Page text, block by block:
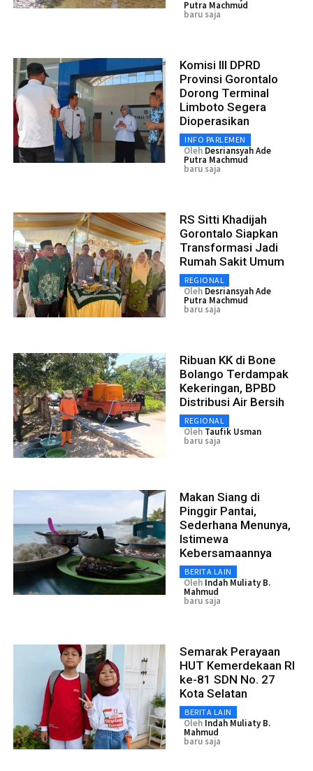
Putra Machmud
baru saja
Komisi III DPRD
Provinsi Gorontalo
Dorong Terminal
Limboto Segera
Dioperasikan
INFO PARLEMEN
Oleh Desriansyah Ade
Putra Machmud
baru saja
RS Sitti Khadijah
Gorontalo Siapkan
Transformasi Jadi
Rumah Sakit Umum
REGIONAL
Oleh Desriansyah Ade
Putra Machmud
baru saja
Ribuan KK di Bone
Bolango Terdampak
Kekeringan, BPBD
Distribusi Air Bersih
REGIONAL
Oleh Taufik Usman
baru saja
Makan Siang di
Pinggir Pantai,
Sederhana Menunya,
Istimewa
Kebersamaannya
BERITA LAIN
Oleh Indah Muliaty B.
Mahmud
baru saja
Semarak Perayaan
HUT Kemerdekaan RI
ke-81 SDN No. 27
Kota Selatan
BERITA LAIN
Oleh Indah Muliaty B.
Mahmud
baru saja